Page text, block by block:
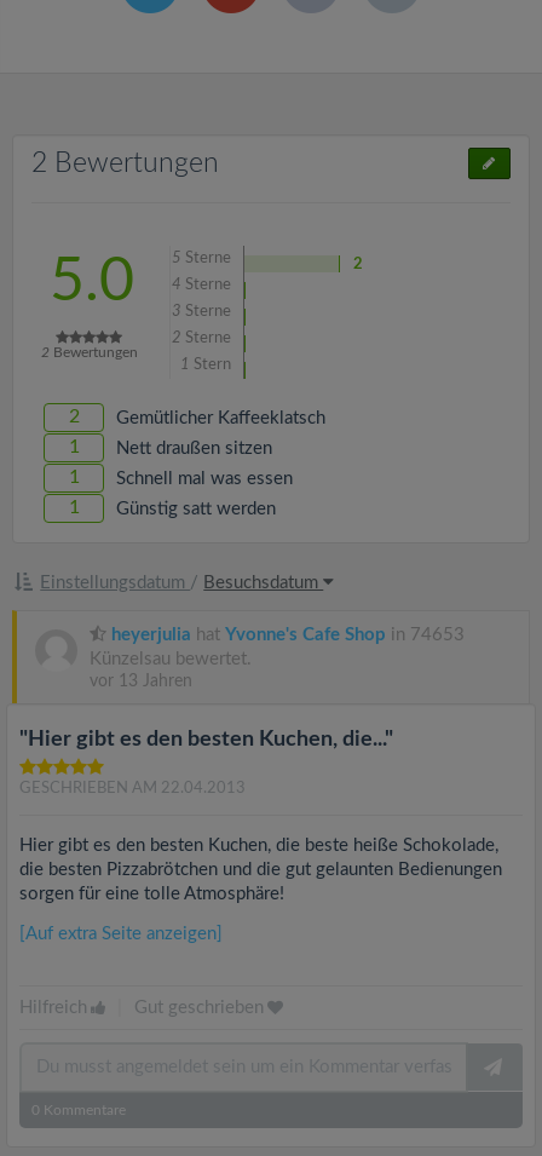
2 Bewertungen
5.0
2 Bewertungen
5 Sterne
2
4 Sterne
3 Sterne
2 Sterne
1 Stern
2 Gemütlicher Kaffeeklatsch
1 Nett draußen sitzen
1 Schnell mal was essen
1 Günstig satt werden
Einstellungsdatum / Besuchsdatum
heyerjulia hat Yvonne's Cafe Shop in 74653
Künzelsau bewertet.
vor 13 Jahren
"Hier gibt es den besten Kuchen, die..."
GESCHRIEBEN AM 22.04.2013
Hier gibt es den besten Kuchen, die beste heiße Schokolade,
die besten Pizzabrötchen und die gut gelaunten Bedienungen
sorgen für eine tolle Atmosphäre!
[Auf extra Seite anzeigen]
Hilfreich Gut geschrieben
0 Kommentare